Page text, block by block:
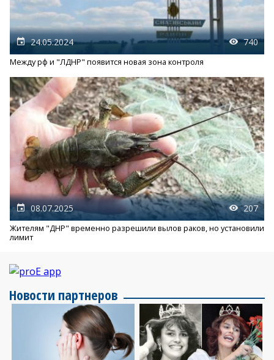
24.05.2024 740
Между рф и "ЛДНР" появится новая зона контроля
08.07.2025 207
Жителям "ДНР" временно разрешили вылов раков, но установили
лимит
Новости партнеров